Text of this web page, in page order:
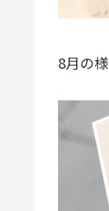
8月の